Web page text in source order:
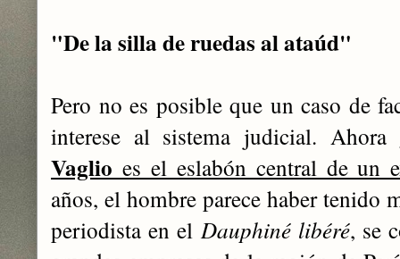
"De la silla de ruedas al ataúd"
Pero no es posible que un caso de
interese al sistema judicial. Ahora
Vaglio es el eslabón central de un
años, el hombre parece haber tenido
periodista en el Dauphiné libéré, se